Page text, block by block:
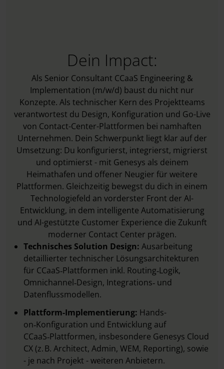
Dein Impact:
Als Senior Consultant CCaaS Engineering &
Implementation (m/w/d) baust du nicht nur
Konzepte. Als technischer Kern des Projektteams
verantwortest du Design, Konfiguration und Go-Live
von Contact-Center-Plattformen bei namhaften
Unternehmen. Dein Schwerpunkt liegt klar auf der
Umsetzung: Du konfigurierst, integrierst, migrierst
und optimierst - mit Genesys als deinem
Heimathafen und offener Neugier für weitere
Plattformen. Gleichzeitig bewegst du dich in einem
Technologiefeld an vorderster Front der AI-
Entwicklung, in dem intelligente Automatisierung
und AI-gestützte Customer Experience die Zukunft
moderner Contact Center prägen.
Technisches Solution Design: Ausarbeitung
detaillierter technischer Lösungsarchitekturen
für CCaaS‑Plattformen inkl. Routing‑Logik,
Omnichannel‑Design, Integrations‑ und
Datenflussmodellen.
Plattform-Implementierung: Hands-
on‑Konfiguration und Entwicklung auf
CCaaS‑Plattformen, insbesondere Genesys Cloud
CX (z. B. Architect, Admin, WEM, Reporting), sowie
- je nach Projekt - weiteren Anbietern.